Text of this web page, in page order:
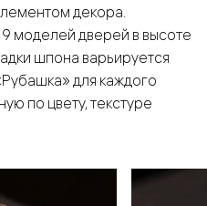
декора.
моделей дверей в высоте
шпона варьируется
для каждого
по цвету, текстуре